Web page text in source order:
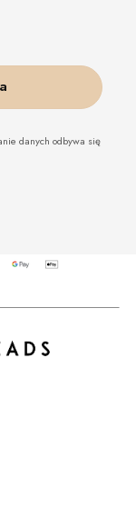
danych odbywa się